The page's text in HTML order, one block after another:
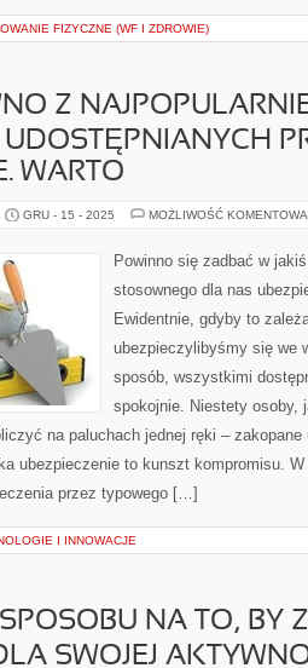
FIZYCZNE (WF I ZDROWIE)
Z
UDOSTĘPNIANYCH
WARTO
GRU - 15 - 2025 MOŻLIWOŚĆ
Powinno się zadbać w
stosownego dla nas
Ewidentnie, gdyby to
ubezpieczylibyśmy się we
sposób, wszystkimi
spokojnie. Niestety osoby,
na paluchach jednej ręki –
ubezpieczenie to kunszt kompromisu.
przez typowego […]
I INNOWACJE
NA TO, BY
SWOJEJ